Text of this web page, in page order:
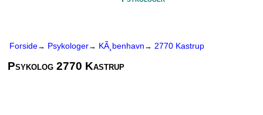
Forside→ Psykologer→ KÃ¸benhavn → 2770 Kastrup
Psykolog 2770 Kastrup